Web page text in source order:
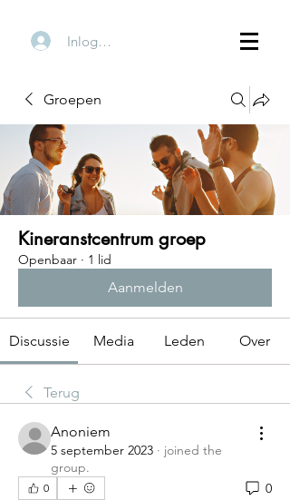
Inloggen
Groepen
Kineranstcentrum groep
Openbaar · 1 lid
Aanmelden
Discussie Media Leden Over
Terug
Anoniem
5 september 2023 · joined the
group.
0 0